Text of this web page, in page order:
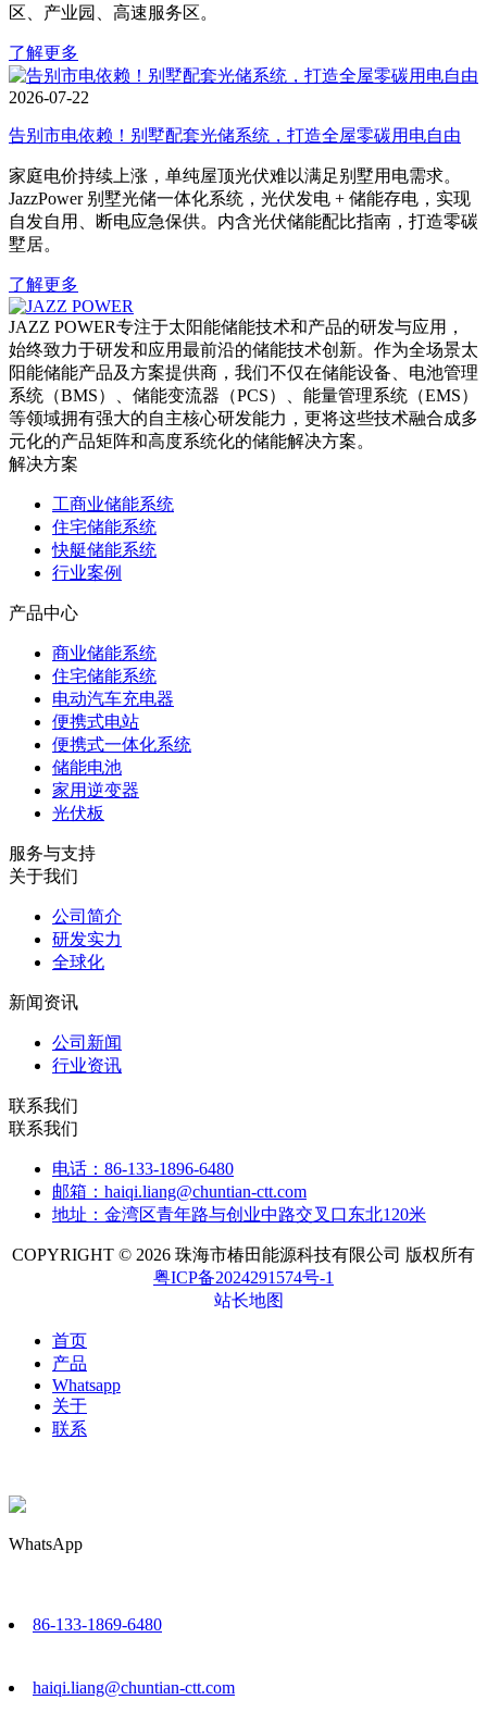
区、产业园、高速服务区。
了解更多
2026-07-22
告别市电依赖！别墅配套光储系统，打造全屋零碳用电自由
家庭电价持续上涨，单纯屋顶光伏难以满足别墅用电需求。
JazzPower 别墅光储一体化系统，光伏发电 + 储能存电，实现
自发自用、断电应急保供。内含光伏储能配比指南，打造零碳
墅居。
了解更多
JAZZ POWER专注于太阳能储能技术和产品的研发与应用，
始终致力于研发和应用最前沿的储能技术创新。作为全场景太
阳能储能产品及方案提供商，我们不仅在储能设备、电池管理
系统（BMS）、储能变流器（PCS）、能量管理系统（EMS）
等领域拥有强大的自主核心研发能力，更将这些技术融合成多
元化的产品矩阵和高度系统化的储能解决方案。
解决方案
工商业储能系统
住宅储能系统
快艇储能系统
行业案例
产品中心
商业储能系统
住宅储能系统
电动汽车充电器
便携式电站
便携式一体化系统
储能电池
家用逆变器
光伏板
服务与支持
关于我们
公司简介
研发实力
全球化
新闻资讯
公司新闻
行业资讯
联系我们
联系我们
电话：86-133-1896-6480
邮箱：haiqi.liang@chuntian-ctt.com
地址：金湾区青年路与创业中路交叉口东北120米
COPYRIGHT © 2026 珠海市椿田能源科技有限公司 版权所有
粤ICP备2024291574号-1
站长地图
首页
产品
Whatsapp
关于
联系
WhatsApp
86-133-1869-6480
haiqi.liang@chuntian-ctt.com